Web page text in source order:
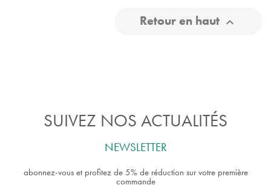
Retour en haut 
SUIVEZ NOS ACTUALITÉS
NEWSLETTER
abonnez-vous et profitez de 5% de réduction sur votre première
commande